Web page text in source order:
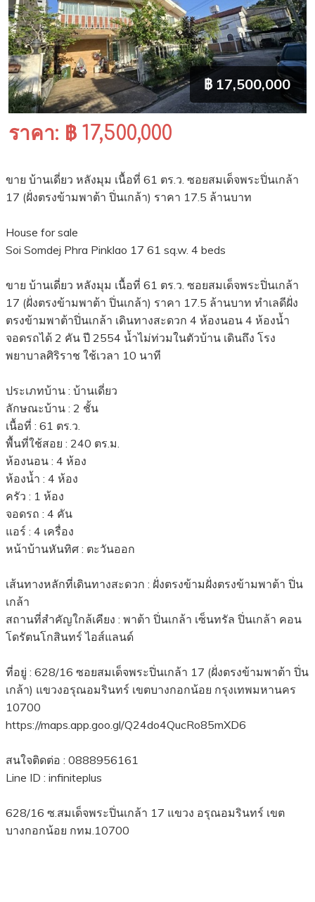
฿ 17,500,000
ราคา: ฿ 17,500,000
ขาย บ้านเดี่ยว หลังมุม เนื้อที่ 61 ตร.ว. ซอยสมเด็จพระปิ่นเกล้า
17 (ฝั่งตรงข้ามพาต้า ปิ่นเกล้า) ราคา 17.5 ล้านบาท
House for sale
Soi Somdej Phra Pinklao 17 61 sq.w. 4 beds
ขาย บ้านเดี่ยว หลังมุม เนื้อที่ 61 ตร.ว. ซอยสมเด็จพระปิ่นเกล้า
17 (ฝั่งตรงข้ามพาต้า ปิ่นเกล้า) ราคา 17.5 ล้านบาท ทำเลดีฝั่ง
ตรงข้ามพาต้าปิ่นเกล้า เดินทางสะดวก 4 ห้องนอน 4 ห้องน้ำ
จอดรถได้ 2 คัน ปี 2554 น้ำไม่ท่วมในตัวบ้าน เดินถึง โรง
พยาบาลศิริราช ใช้เวลา 10 นาที
ประเภทบ้าน : บ้านเดี่ยว
ลักษณะบ้าน : 2 ชั้น
เนื้อที่ : 61 ตร.ว.
พื้นที่ใช้สอย : 240 ตร.ม.
ห้องนอน : 4 ห้อง
ห้องน้ำ : 4 ห้อง
ครัว : 1 ห้อง
จอดรถ : 4 คัน
แอร์ : 4 เครื่อง
หน้าบ้านหันทิศ : ตะวันออก
เส้นทางหลักที่เดินทางสะดวก : ฝั่งตรงข้ามฝั่งตรงข้ามพาต้า ปิ่น
เกล้า
สถานที่สำคัญใกล้เคียง : พาต้า ปิ่นเกล้า เซ็นทรัล ปิ่นเกล้า คอน
โดรัตนโกสินทร์ ไอส์แลนด์
ที่อยู่ : 628/16 ซอยสมเด็จพระปิ่นเกล้า 17 (ฝั่งตรงข้ามพาต้า ปิ่น
เกล้า) แขวงอรุณอมรินทร์ เขตบางกอกน้อย กรุงเทพมหานคร
10700
https://maps.app.goo.gl/Q24do4QucRo85mXD6
สนใจติดต่อ : 0888956161
Line ID : infiniteplus
628/16 ซ.สมเด็จพระปิ่นเกล้า 17 แขวง อรุณอมรินทร์ เขต
บางกอกน้อย กทม.10700